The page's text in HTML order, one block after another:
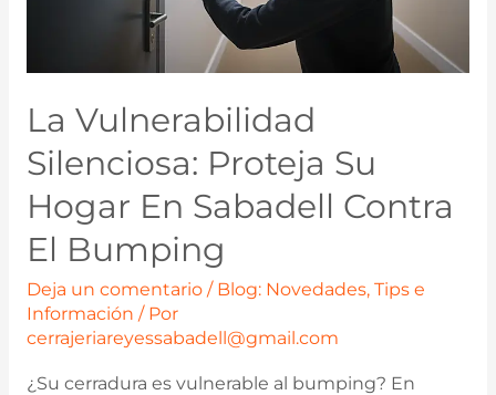
La Vulnerabilidad
Silenciosa: Proteja Su
Hogar En Sabadell Contra
El Bumping
Deja un comentario / Blog: Novedades, Tips e
Información / Por
cerrajeriareyessabadell@gmail.com
¿Su cerradura es vulnerable al bumping? En